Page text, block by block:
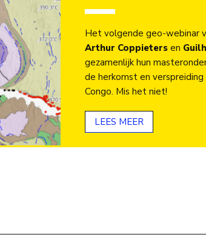
Het volgende geo-webinar
Arthur Coppieters en
gezamenlijk hun
de herkomst en
Congo. Mis het niet!
LEES MEER